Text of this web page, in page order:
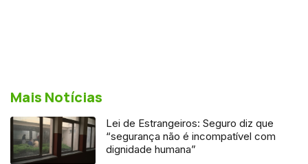
Mais Notícias
Lei de Estrangeiros: Seguro diz que
“segurança não é incompatível com
dignidade humana”